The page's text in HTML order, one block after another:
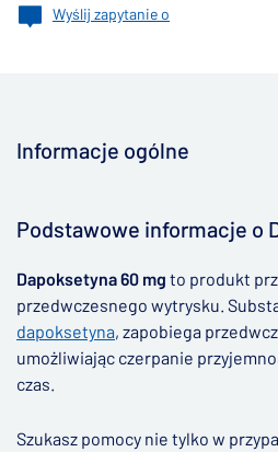
Wyślij zapytanie o
Informacje ogólne
▶
Podstawowe informacje o
Dapoksetyna 60 mg to produkt
przedwczesnego wytrysku.
dapoksetyna, zapobiega
umożliwiając czerpanie
czas.
Szukasz pomocy nie tylko w